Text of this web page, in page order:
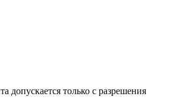
допускается только с разрешения